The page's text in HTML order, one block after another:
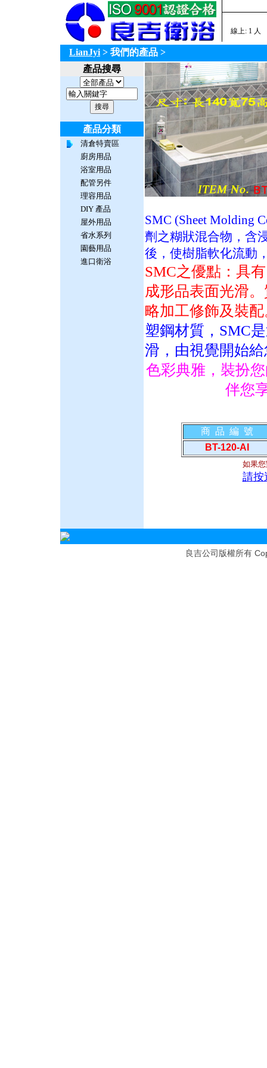
線上: 1 人
LianJyi > 我們的產品 >
產品搜尋
產品分類
清倉特賣區
廚房用品
浴室用品
配管另件
理容用品
DIY 產品
屋外用品
省水系列
園藝用品
進口衛浴
SMC (Sheet Molding
劑之糊狀混合物，含
後，使樹脂軟化流動
SMC之優點：具
成形品表面光滑
略加工修飾及裝
塑鋼材質，SMC
滑，由視覺開始
色彩典雅，裝扮
伴您
商 品 編 號
BT-120-AI
如果
請按
良吉公司版權所有